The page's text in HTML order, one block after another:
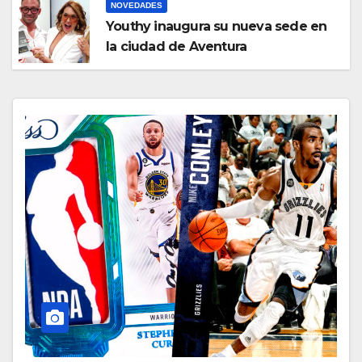
NOVEDADES
Youthy inaugura su nueva sede en
la ciudad de Aventura